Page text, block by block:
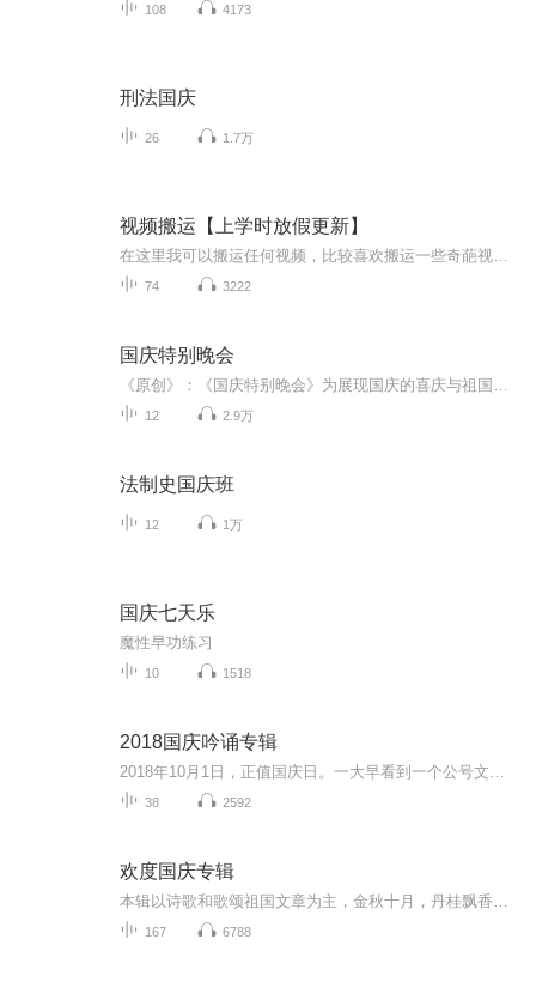
108 4173
刑法国庆
26 1.7万
视频搬运【上学时放假更新】
74 3222
国庆特别晚会
12 2.9万
法制史国庆班
12 1万
国庆七天乐
魔性早功练习
10 1518
2018国庆吟诵专辑
38 2592
欢度国庆专辑
167 6788